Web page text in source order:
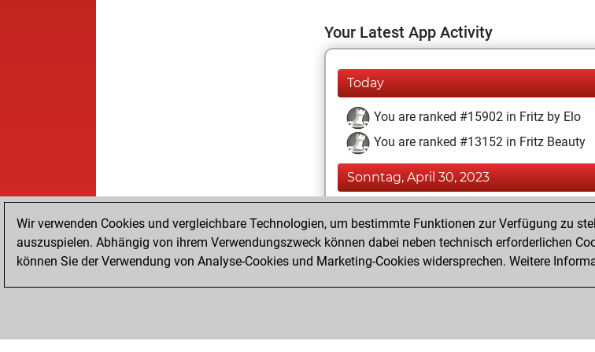
Your Latest App Activity
Today
You are ranked #15902 in Fritz by Elo
You are ranked #13152 in Fritz Beauty
Sonntag, April 30, 2023
You achieved a new Elo of 1586
You created your Fritz account
Wir verwenden Cookies und vergleichbare Technologien, um bestimmte Funktionen zur Verfügung zu
auszuspielen. Abhängig von ihrem Verwendungszweck können dabei neben technisch erforderlichen
können Sie der Verwendung von Analyse-Cookies und Marketing-Cookies widersprechen. Weitere